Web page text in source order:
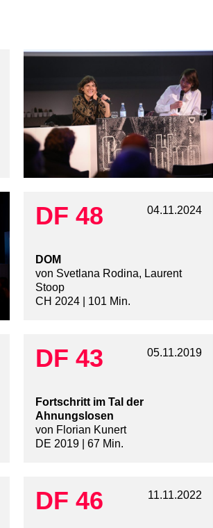
DF 48 04.11.2024
DOM
von Svetlana Rodina, Laurent
Stoop
CH 2024 | 101 Min.
DF 43 05.11.2019
Fortschritt im Tal der
Ahnungslosen
von Florian Kunert
DE 2019 | 67 Min.
DF 46 11.11.2022